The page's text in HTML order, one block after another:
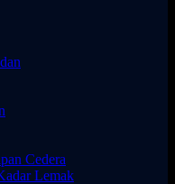
Cedera
Lemak